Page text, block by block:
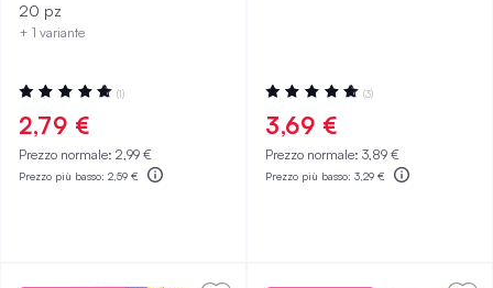
20 pz
+ 1 variante
Valutazione:
100%
(1)
2,79 €
Prezzo normale: 2,99 €
Prezzo più basso: 2,59 €
Valutazione:
100%
(3)
3,69 €
Prezzo normale: 3,89 €
Prezzo più basso: 3,29 €